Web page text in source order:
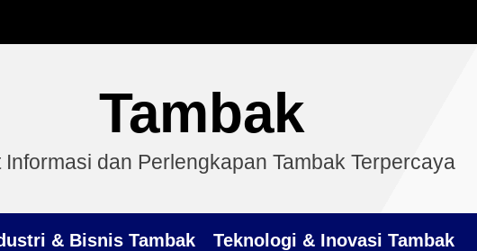
Tambak
Informasi dan Perlengkapan Tambak Terpercaya
& Bisnis Tambak Teknologi & Inovasi Tambak